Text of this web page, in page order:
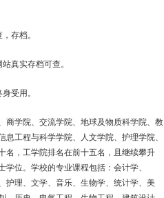
存档。
真实存档可查。
受用。
商学院、交流学院、地球及物质科学院、教
工程与科学学院、人文学院、护理学院、
名，工学院排名在前十五名，且继续攀升
位。学校的专业课程包括：会计学、
护理、文学、音乐、生物学、统计学、美